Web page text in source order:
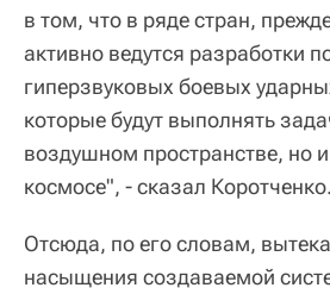
в том, что в ряде стран,
активно ведутся разработки
гиперзвуковых боевых
которые будут выполнять
воздушном пространстве, но
космосе", - сказал Коротченко.
Отсюда, по его словам,
насыщения создаваемой